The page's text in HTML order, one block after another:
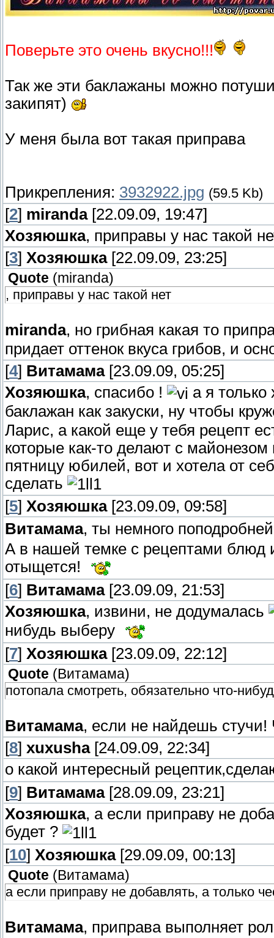
Поверьте это очень вкусно!!!
Так же эти баклажаны можно
закипят)
У меня была вот такая приправа
Прикрепления: 3932922.jpg (59.5 Kb)
[2] miranda[22.09.09, 19:47]
Хозяюшка, приправы у нас такой
[3] Хозяюшка[22.09.09, 23:25]
Quote (miranda)
, приправы у нас такой нет
miranda, но грибная какая то
придает оттенок вкуса грибов, и
[4] Витамама[23.09.09, 05:25]
Хозяюшка, спасибо !
а я
баклажан как закуски, ну чтобы
Ларис, а какой еще у тебя рецепт
которые как-то делают с
пятницу юбилей, вот и хотела от
сделать
[5] Хозяюшка[23.09.09, 09:58]
Витамама, ты немного
А в нашей темке с рецептами блюд
отыщется!
[6] Витамама[23.09.09, 21:53]
Хозяюшка, извини, не додумалась
нибудь выберу
[7] Хозяюшка[23.09.09, 22:12]
Quote ( Витамама)
потопала смотреть, обязательно что-
Витамама, если не найдешь
[8] xuxusha[24.09.09, 22:34]
о какой интересный
[9] Витамама[28.09.09, 23:21]
Хозяюшка, а если приправу не
будет ?
[10] Хозяюшка[29.09.09, 00:13]
Quote ( Витамама)
а если приправу не добавлять, а только
Витамама, приправа выполняет